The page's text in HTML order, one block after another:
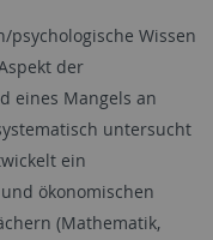
psychologische Wissen
der
eines Mangels an
untersucht
ein
ökonomischen
(Mathematik,